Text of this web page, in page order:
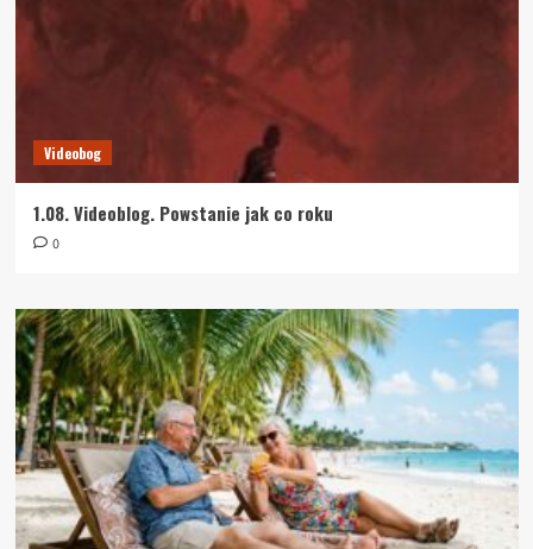
Videobog
1.08. Videoblog. Powstanie jak co roku
0